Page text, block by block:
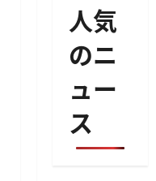
人気
のニ
ュー
ス